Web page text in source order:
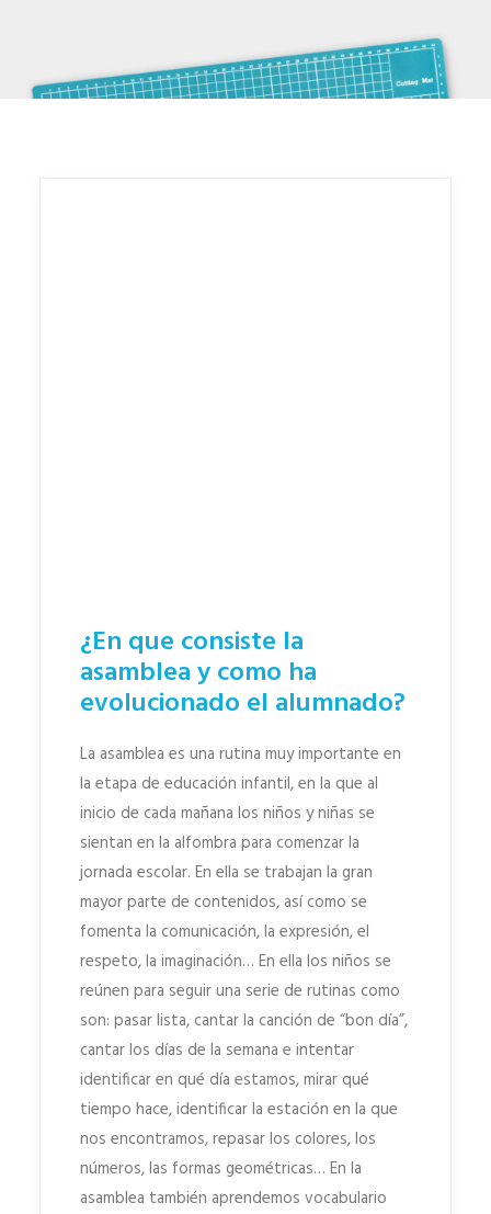
¿En que consiste la
asamblea y como ha
evolucionado el alumnado?
La asamblea es una rutina muy importante en
la etapa de educación infantil, en la que al
inicio de cada mañana los niños y niñas se
sientan en la alfombra para comenzar la
jornada escolar. En ella se trabajan la gran
mayor parte de contenidos, así como se
fomenta la comunicación, la expresión, el
respeto, la imaginación… En ella los niños se
reúnen para seguir una serie de rutinas como
son: pasar lista, cantar la canción de “bon día”,
cantar los días de la semana e intentar
identificar en qué día estamos, mirar qué
tiempo hace, identificar la estación en la que
nos encontramos, repasar los colores, los
números, las formas geométricas… En la
asamblea también aprendemos vocabulario